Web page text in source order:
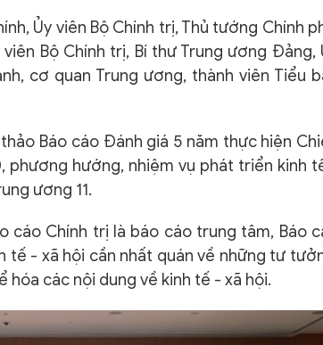
Ủy viên Bộ Chính trị, Thủ tướng Chính
Bộ Chính trị, Bí thư Trung ương Đảng,
cơ quan Trung ương, thành viên Tiểu
Báo cáo Đánh giá 5 năm thực hiện
phương hướng, nhiệm vụ phát triển kinh
ương 11.
cáo Chính trị là báo cáo trung tâm, Báo
tế - xã hội cần nhất quán về những tư
hóa các nội dung về kinh tế - xã hội.